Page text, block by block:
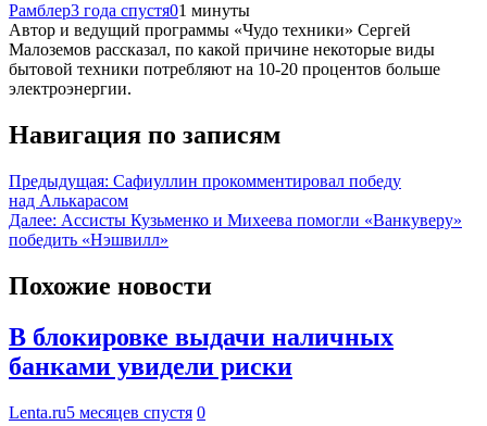
Рамблер3 года спустя01 минуты
Автор и ведущий программы «Чудо техники» Сергей
Малоземов рассказал, по какой причине некоторые виды
бытовой техники потребляют на 10-20 процентов больше
электроэнергии.
Навигация по записям
Предыдущая: Сафиуллин прокомментировал победу
над Алькарасом
Далее: Ассисты Кузьменко и Михеева помогли «Ванкуверу»
победить «Нэшвилл»
Похожие новости
В блокировке выдачи наличных
банками увидели риски
Lenta.ru5 месяцев спустя 0